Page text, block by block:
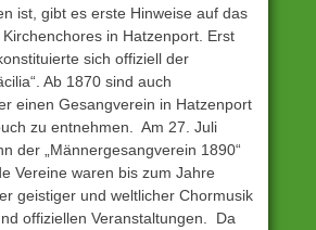
ist, gibt es erste Hinweise auf das
in Hatzenport. Erst
sich offiziell der
Ab 1870 sind auch
einen Gesangverein in Hatzenport
zu entnehmen. Am 27. Juli
der „Männergesangverein 1890“
Vereine waren bis zum Jahre
geistiger und weltlicher Chormusik
offiziellen Veranstaltungen. Da